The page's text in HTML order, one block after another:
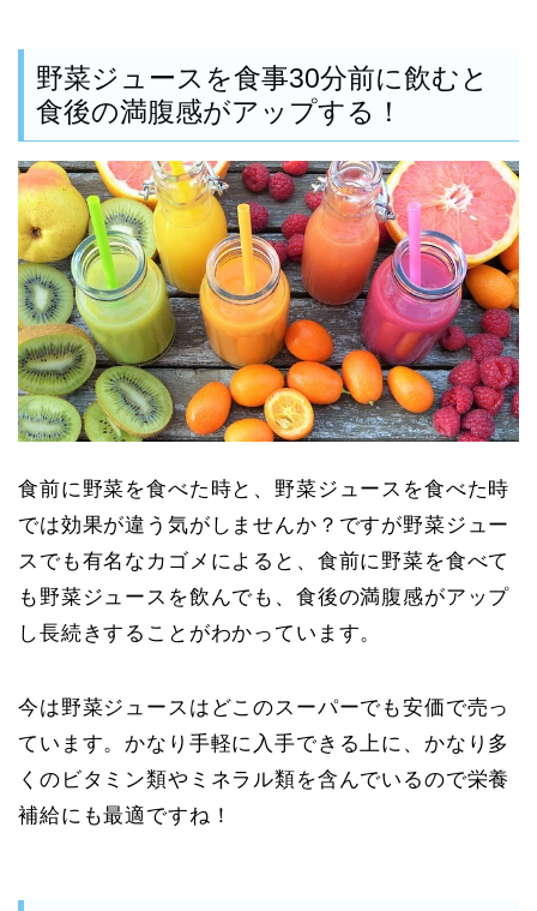
野菜ジュースを食事30分前に飲むと
食後の満腹感がアップする！
食前に野菜を食べた時と、野菜ジュースを食べた時
では効果が違う気がしませんか？ですが野菜ジュー
スでも有名なカゴメによると、食前に野菜を食べて
も野菜ジュースを飲んでも、食後の満腹感がアップ
し長続きすることがわかっています。
今は野菜ジュースはどこのスーパーでも安価で売っ
ています。かなり手軽に入手できる上に、かなり多
くのビタミン類やミネラル類を含んでいるので栄養
補給にも最適ですね！